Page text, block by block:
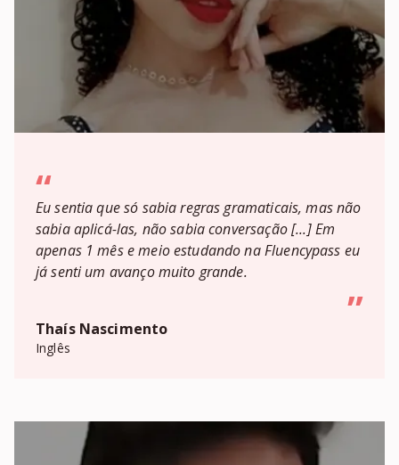
“
Eu sentia que só sabia regras gramaticais, mas não
sabia aplicá-las, não sabia conversação [...] Em
apenas 1 mês e meio estudando na Fluencypass eu
já senti um avanço muito grande.
”
Thaís Nascimento
Inglês